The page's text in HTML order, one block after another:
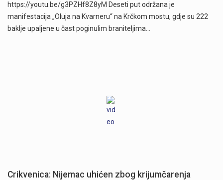
https://youtu.be/g3PZHf8Z8yM Deseti put održana je
manifestacija „Oluja na Kvarneru“ na Krčkom mostu, gdje su 222
baklje upaljene u čast poginulim braniteljima…
Crikvenica: Nijemac uhićen zbog krijumčarenja